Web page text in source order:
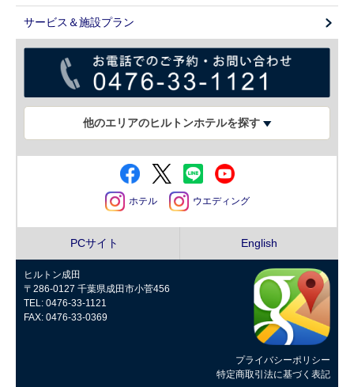
サービス＆施設プラン
他のエリアのヒルトンホテルを探す
ホテル ウエディング
PCサイト English
ヒルトン成田
〒286-0127 千葉県成田市小菅456
TEL: 0476-33-1121
FAX: 0476-33-0369
プライバシーポリシー
特定商取引法に基づく表記